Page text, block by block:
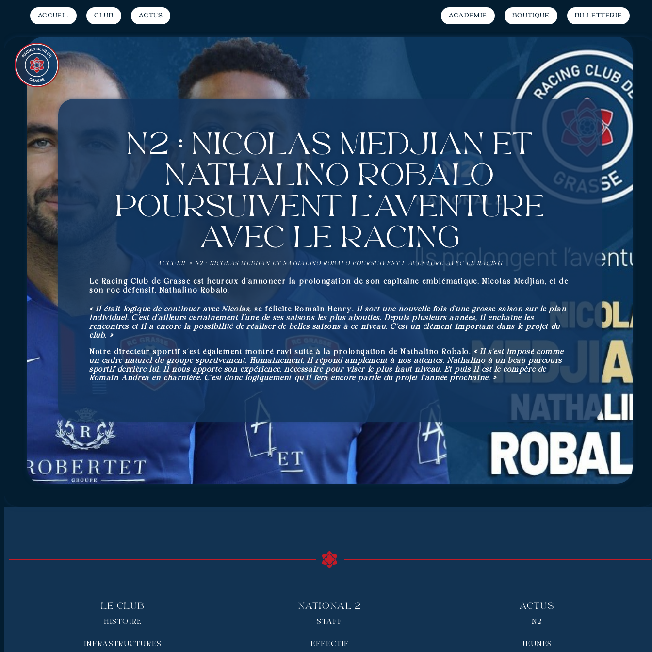
Accueil Club Actus Académie Boutique Billetterie
N2 : Nicolas Medjian et
Nathalino Robalo
poursuivent l’aventure
avec le Racing
ACCUEIL » N2 : NICOLAS MEDJIAN ET NATHALINO ROBALO POURSUIVENT L’AVENTURE AVEC LE RACING
Le Racing Club de Grasse est heureux d’annoncer la prolongation de son capitaine emblématique, Nicolas Medjian, et de
son roc défensif, Nathalino Robalo.
« Il était logique de continuer avec Nicolas, se félicite Romain Henry. Il sort une nouvelle fois d’une grosse saison sur le plan
individuel. C’est d’ailleurs certainement l’une de ses saisons les plus abouties. Depuis plusieurs années, il enchaîne les
rencontres et il a encore la possibilité de réaliser de belles saisons à ce niveau. C’est un élément important dans le projet du
club. »
Notre directeur sportif s’est également montré ravi suite à la prolongation de Nathalino Robalo. « Il s’est imposé comme
un cadre naturel du groupe sportivement. Humainement, il répond amplement à nos attentes. Nathalino à un beau parcours
sportif derrière lui. Il nous apporte son expérience, nécessaire pour viser le plus haut niveau. Et puis il est le compère de
Romain Andrea en charnière. C’est donc logiquement qu’il fera encore partie du projet l’année prochaine. »
Le Club
HISTOIRE
INFRASTRUCTURES
National 2
STAFF
EFFECTIF
Actus
N2
JEUNES